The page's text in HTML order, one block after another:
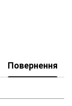
Повернення